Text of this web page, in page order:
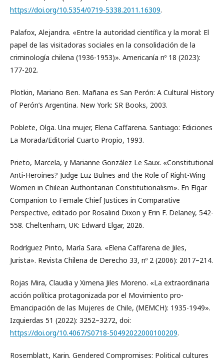
https://doi.org/10.5354/0719-5338.2011.16309.
Palafox, Alejandra. «Entre la autoridad científica y la moral: El
papel de las visitadoras sociales en la consolidación de la
criminología chilena (1936-1953)». Americanía nº 18 (2023):
177-202.
Plotkin, Mariano Ben. Mañana es San Perón: A Cultural History
of Perón’s Argentina. New York: SR Books, 2003.
Poblete, Olga. Una mujer, Elena Caffarena. Santiago: Ediciones
La Morada/Editorial Cuarto Propio, 1993.
Prieto, Marcela, y Marianne González Le Saux. «Constitutional
Anti-Heroines? Judge Luz Bulnes and the Role of Right-Wing
Women in Chilean Authoritarian Constitutionalism». En Elgar
Companion to Female Chief Justices in Comparative
Perspective, editado por Rosalind Dixon y Erin F. Delaney, 542-
558. Cheltenham, UK: Edward Elgar, 2026.
Rodríguez Pinto, María Sara. «Elena Caffarena de Jiles,
Jurista». Revista Chilena de Derecho 33, nº 2 (2006): 2017–214.
Rojas Mira, Claudia y Ximena Jiles Moreno. «La extraordinaria
acción política protagonizada por el Movimiento pro-
Emancipación de las Mujeres de Chile, (MEMCH): 1935-1949».
Izquierdas 51 (2022): 3252–3272, doi:
https://doi.org/10.4067/S0718-50492022000100209.
Rosemblatt, Karin. Gendered Compromises: Political cultures